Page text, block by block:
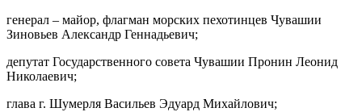
«СВЕЧУ
генерал – майор, флагман морских пехотинцев Чувашии
Зиновьев Александр Геннадьевич;
депутат Государственного совета Чувашии Пронин Леонид
Николаевич;
глава г. Шумерля Васильев Эдуард Михайлович;